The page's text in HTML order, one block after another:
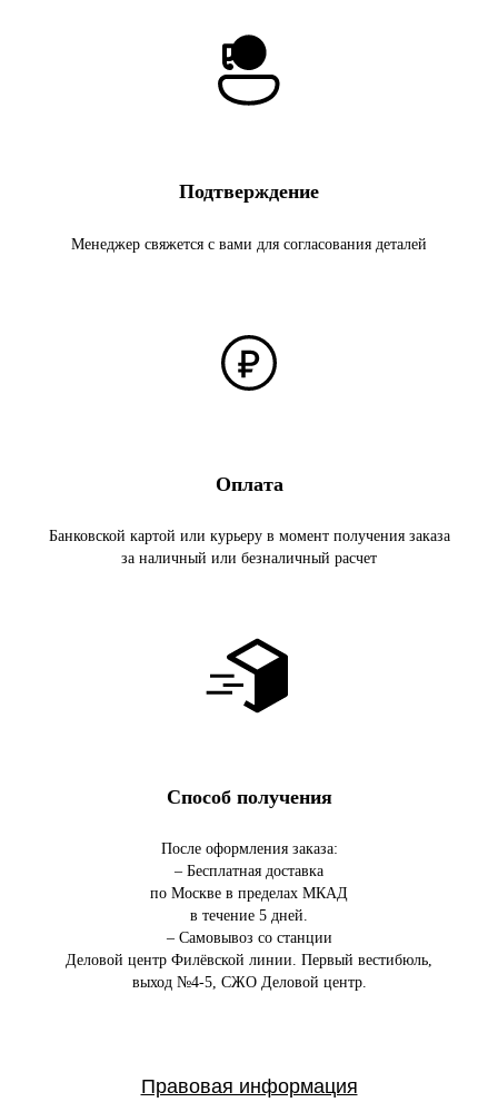
Подтверждение
Менеджер свяжется с вами для согласования деталей
Оплата
Банковской картой или курьеру в момент получения заказа
за наличный или безналичный расчет
Способ получения
После оформления заказа:
– Бесплатная доставка
по Москве в пределах МКАД
в течение 5 дней.
– Самовывоз со станции
Деловой центр Филёвской линии. Первый вестибюль,
выход №4-5, СЖО Деловой центр.
Правовая информация